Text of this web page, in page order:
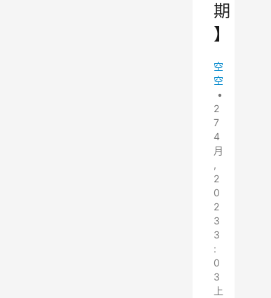
期
】
空
空
•
2
7
4
月
,
2
0
2
3
3
:
0
3
上